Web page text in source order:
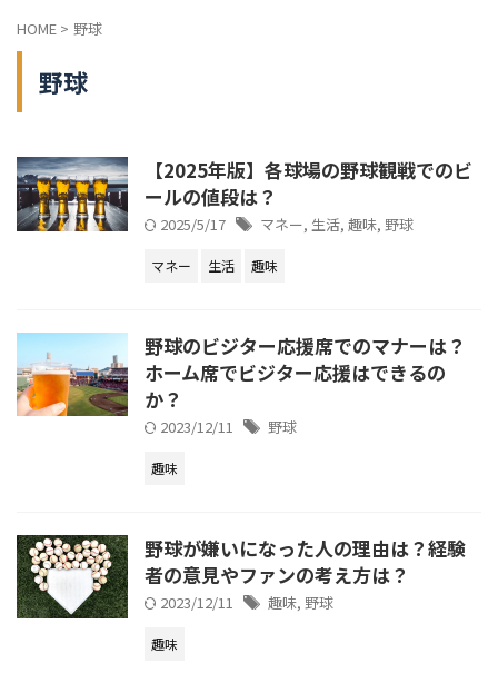
HOME > 野球
野球
【2025年版】各球場の野球観戦でのビ
ールの値段は？
2025/5/17 マネー, 生活, 趣味, 野球
マネー 生活 趣味
野球のビジター応援席でのマナーは？
ホーム席でビジター応援はできるの
か？
2023/12/11 野球
趣味
野球が嫌いになった人の理由は？経験
者の意見やファンの考え方は？
2023/12/11 趣味, 野球
趣味